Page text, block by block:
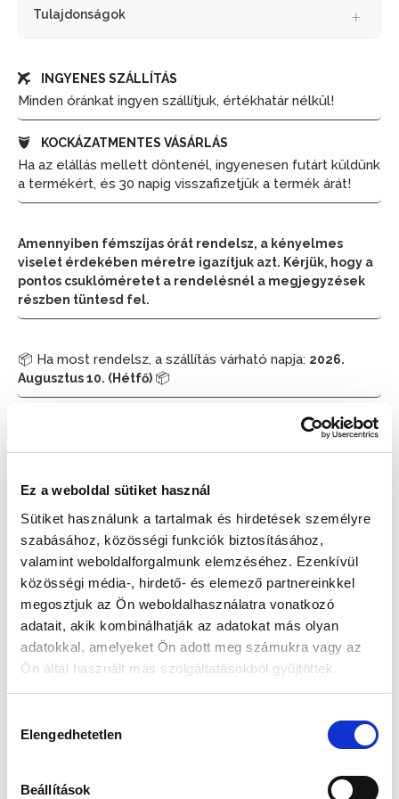
Ez a weboldal sütiket használ
Sütiket használunk a tartalmak és hirdetések személyre
szabásához, közösségi funkciók biztosításához,
valamint weboldalforgalmunk elemzéséhez. Ezenkívül
közösségi média-, hirdető- és elemező partnereinkkel
megosztjuk az Ön weboldalhasználatra vonatkozó
adatait, akik kombinálhatják az adatokat más olyan
adatokkal, amelyeket Ön adott meg számukra vagy az
Ön által használt más szolgáltatásokból gyűjtöttek.
kiválasztása
Elengedhetetlen
Beállítások
Tulajdonságok
INGYENES SZÁLLÍTÁS
Minden óránkat ingyen szállítjuk, értékhatár nélkül!
KOCKÁZATMENTES VÁSÁRLÁS
Ha az elállás mellett döntenél, ingyenesen futárt küldünk
a termékért, és 30 napig visszafizetjük a termék árát!
Amennyiben fémszíjas órát rendelsz, a kényelmes
viselet érdekében méretre igazítjuk azt. Kérjük, hogy a
pontos csuklóméretet a rendelésnél a megjegyzések
részben tüntesd fel.
📦 Ha most rendelsz, a szállítás várható napja: 2026.
Augusztus 10. (Hétfő) 📦
71 900 Ft 68 305 Ft
Az elmúlt 30 nap legjobb ára: 68 305 Ft
MIKOR LESZ KÉSZLETEN?